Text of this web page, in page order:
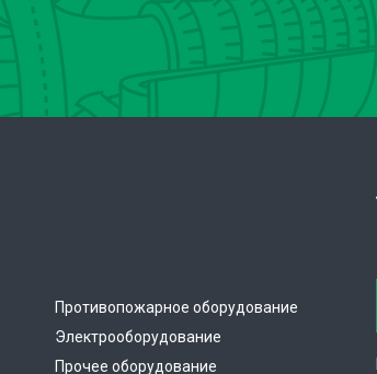
Противопожарное оборудование
Электрооборудование
Прочее оборудование